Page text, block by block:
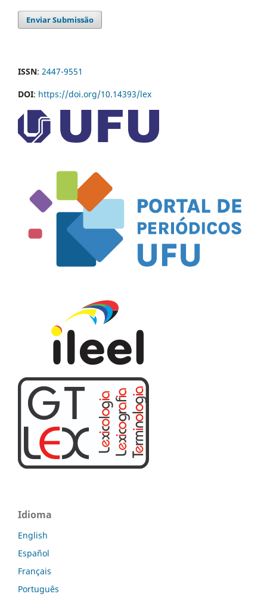
Enviar Submissão
ISSN: 2447-9551
DOI: https://doi.org/10.14393/lex
Idioma
English
Español
Français
Português